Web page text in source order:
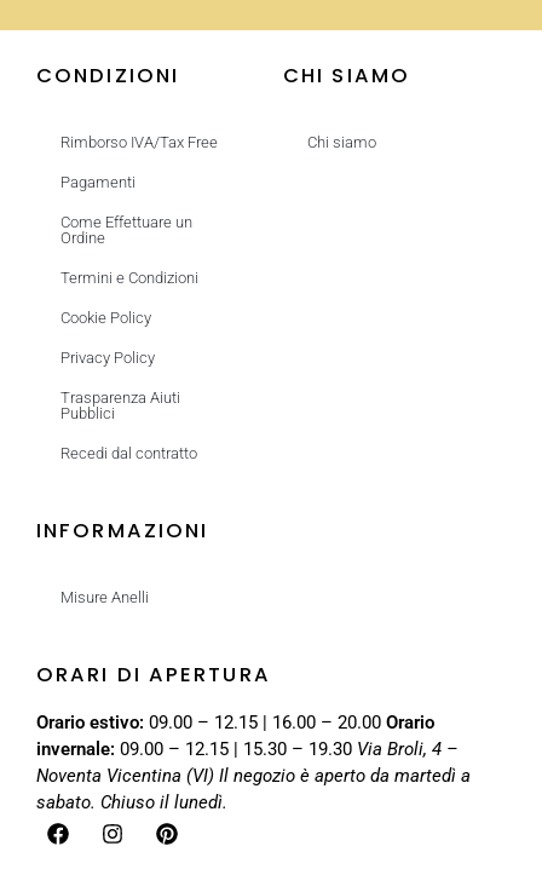
CONDIZIONI
Rimborso IVA/Tax Free
Pagamenti
Come Effettuare un
Ordine
Termini e Condizioni
Cookie Policy
Privacy Policy
Trasparenza Aiuti
Pubblici
Recedi dal contratto
CHI SIAMO
Chi siamo
INFORMAZIONI
Misure Anelli
ORARI DI APERTURA
Orario estivo: 09.00 – 12.15 | 16.00 – 20.00 Orario
invernale: 09.00 – 12.15 | 15.30 – 19.30 Via Broli, 4 –
Noventa Vicentina (VI) Il negozio è aperto da martedì a
sabato. Chiuso il lunedì.